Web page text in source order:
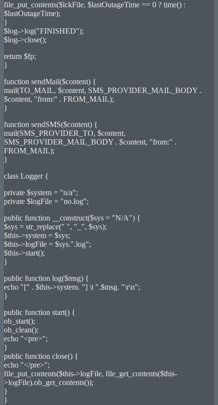
file_put_contents($lckFile, $lastOutageTime == 0 ? time() :
$lastOutageTime);
}
$log->log("FINISHED");
$log->close();
return $fp;
}
function sendMail($content) {
mail(TO_MAIL, $content, SMS_PROVIDER_MAIL_BODY .
$content, "from:" . FROM_MAIL);
}
function sendSMS($content) {
mail(SMS_PROVIDER_TO, $content,
SMS_PROVIDER_MAIL_BODY . $content, "from:" .
FROM_MAIL);
}
class Logger {
private $system = "n/a";
private $logFile = "no.log";
public function __construct($sys = "N/A") {
$sys = str_replace(" ", "_", $sys);
$this->system = $sys;
$this->logFile = $sys.".log";
$this->start();
}
public function log($msg) {
echo "[" . $this->system. "] \t ".$msg. "\r\n";
}
public function start() {
ob_start();
ob_clean();
echo "<pre>";
}
public function close() {
echo "</pre>";
file_put_contents($this->logFile, file_get_contents($this-
>logFile).ob_get_contents());
}
}